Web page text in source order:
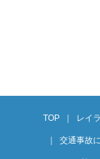
TOP レイ
交通事故